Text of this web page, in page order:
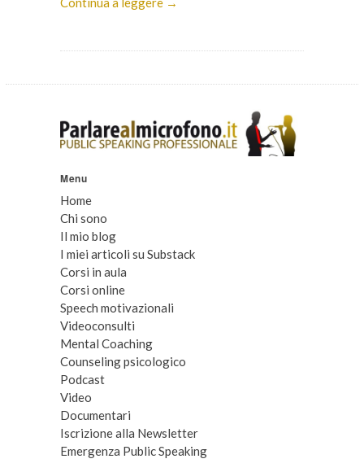
Menu
Home
Chi sono
Il mio blog
I miei articoli su Substack
Corsi in aula
Corsi online
Speech motivazionali
Videoconsulti
Mental Coaching
Counseling psicologico
Podcast
Video
Documentari
Iscrizione alla Newsletter
Emergenza Public Speaking